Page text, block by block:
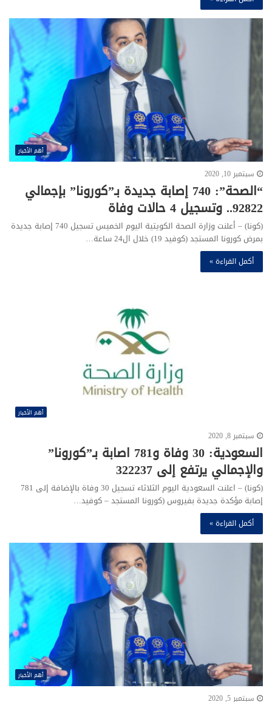
أهم الأخبار
سبتمبر 10, 2020
“الصحة”: 740 إصابة جديدة بـ”كورونا” بإجمالي
92822.. وتسجيل 4 حالات وفاة
(كونا) – أعلنت وزارة الصحة الكويتية اليوم الخميس تسجيل 740 إصابة جديدة
بمرض كورونا المستجد (كوفيد 19) خلال ال24 ساعة…
أكمل القراءة »
أهم الأخبار
سبتمبر 8, 2020
السعودية: 30 وفاة و781 اصابة بـ”كورونا”
والإجمالي يرتفع إلى 322237
(كونا) – اعلنت السعودیة الیوم الثلاثاء تسجیل 30 وفاة بالإضافة إلى 781
إصابة مؤكدة جدیدة بفیروس (كورونا المستجد – كوفید…
أكمل القراءة »
أهم الأخبار
سبتمبر 5, 2020